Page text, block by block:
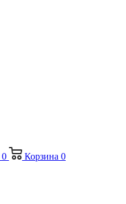
0 Корзина 0